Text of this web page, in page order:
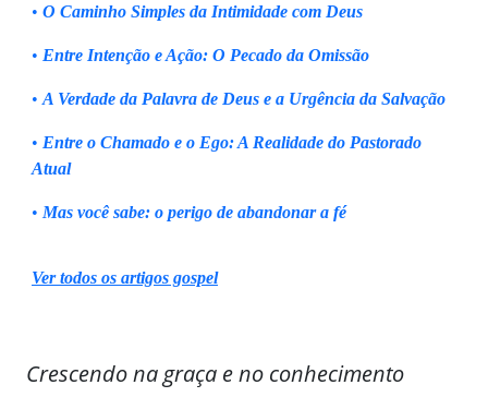
• O Caminho Simples da Intimidade com Deus
• Entre Intenção e Ação: O Pecado da Omissão
• A Verdade da Palavra de Deus e a Urgência da Salvação
• Entre o Chamado e o Ego: A Realidade do Pastorado
Atual
• Mas você sabe: o perigo de abandonar a fé
Ver todos os artigos gospel
Crescendo na graça e no conhecimento